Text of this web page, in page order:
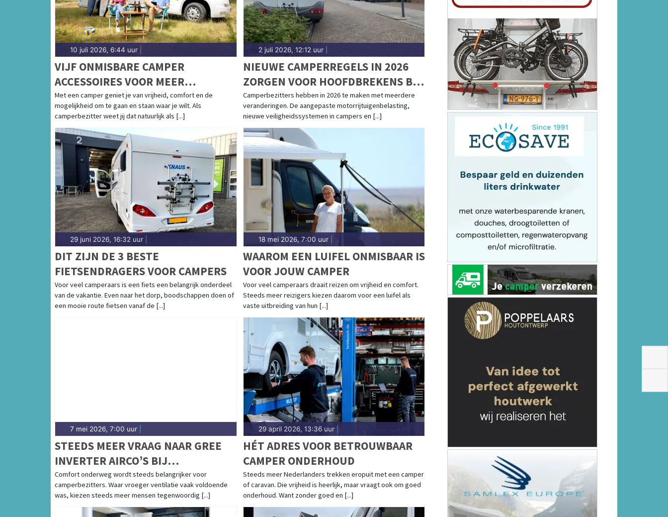
10 juli 2026, 6:44 uur
VIJF ONMISBARE CAMPER
ACCESSOIRES VOOR MEER
KAMPEERGEMAK
Met een camper geniet je van vrijheid, comfort en de
mogelijkheid om te gaan en staan waar je wilt. Als
camperbezitter weet jij dat natuurlijk als [...]
2 juli 2026, 12:12 uur|
NIEUWE CAMPERREGELS IN 2026
ZORGEN VOOR HOOFDBREKENS BIJ
CAMPERBEZITTERS
Camperbezitters hebben in 2026 te maken met meerdere
veranderingen. De aangepaste motorrijtuigenbelasting,
nieuwe veiligheidssystemen in campers en [...]
29 juni 2026, 16:32 uur
DIT ZIJN DE 3 BESTE
FIETSENDRAGERS VOOR CAMPERS
Voor veel camperaars is een fiets een belangrijk onderdeel
van de vakantie. Even naar het dorp, boodschappen doen of
een mooie route fietsen vanaf de [...]
18 mei 2026, 7:00 uur|
WAAROM EEN LUIFEL ONMISBAAR IS
VOOR JOUW CAMPER
Voor veel camperaars draait reizen om vrijheid en comfort.
Steeds meer reizigers kiezen daarom voor een luifel als
vaste uitbreiding van hun [...]
7 mei 2026, 7:00 uur
STEEDS MEER VRAAG NAAR GREE
INVERTER AIRCO’S BIJ
CAMPERAARS
Comfort onderweg wordt steeds belangrijker voor
camperbezitters. Waar vroeger ventilatie vaak voldoende
was, kiezen steeds meer mensen tegenwoordig [...]
29 april 2026, 13:36 uur|
HÉT ADRES VOOR BETROUWBAAR
CAMPER ONDERHOUD
Steeds meer Nederlanders trekken eropuit met een camper
of caravan. Die vrijheid is heerlijk, maar vraagt ook om goed
onderhoud. Want zonder goed en [...]